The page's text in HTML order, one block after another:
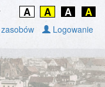
A A A A
Logowanie